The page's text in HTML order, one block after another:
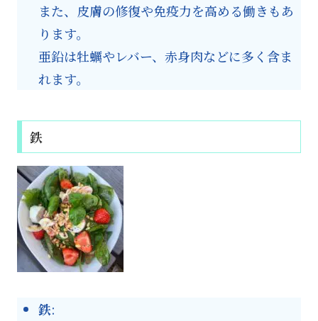
また、皮膚の修復や免疫力を高める働きもあ
ります。
亜鉛は牡蠣やレバー、赤身肉などに多く含ま
れます。
鉄
鉄: